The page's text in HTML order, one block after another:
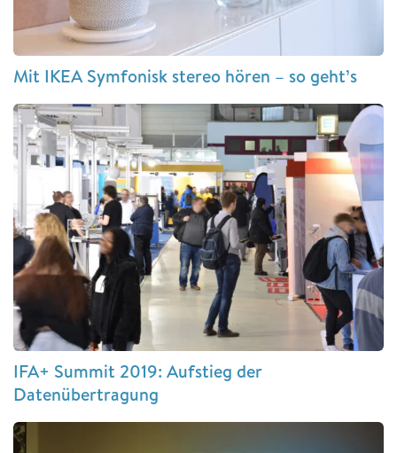
Mit IKEA Symfonisk stereo hören – so geht’s
IFA+ Summit 2019: Aufstieg der
Datenübertragung